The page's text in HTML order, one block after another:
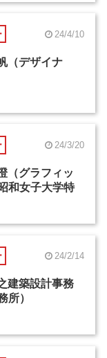
24/4/10
（デザイナ
24/3/20
（グラフィッ
和女子大学特
24/2/14
建築設計事務
所）